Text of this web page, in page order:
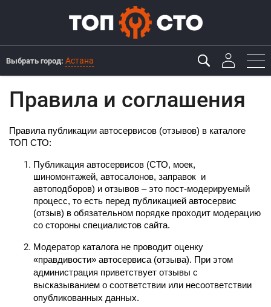
Выбрать город: Астана
Правила и соглашения
Правила публикации автосервисов (отзывов) в каталоге
ТОП СТО:
Публикация автосервисов (СТО, моек,
шиномонтажей, автосалонов, заправок  и
автоподборов) и отзывов – это пост-модерируемый
процесс, то есть перед публикацией автосервис
(отзыв) в обязательном порядке проходит модерацию
со стороны специалистов сайта.
Модератор каталога не проводит оценку
«правдивости» автосервиса (отзыва). При этом
администрация приветствует отзывы с
высказыванием о соответствии или несоответствии
опубликованных данных.